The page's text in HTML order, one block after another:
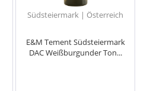
Südsteiermark | Österreich
E&M Tement Südsteiermark
DAC Weißburgunder Ton...